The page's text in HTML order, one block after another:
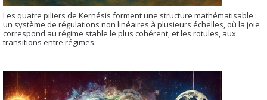
Les quatre piliers de Kernésis forment une structure mathématisable :
un système de régulations non linéaires à plusieurs échelles, où la joie
correspond au régime stable le plus cohérent, et les rotules, aux
transitions entre régimes.